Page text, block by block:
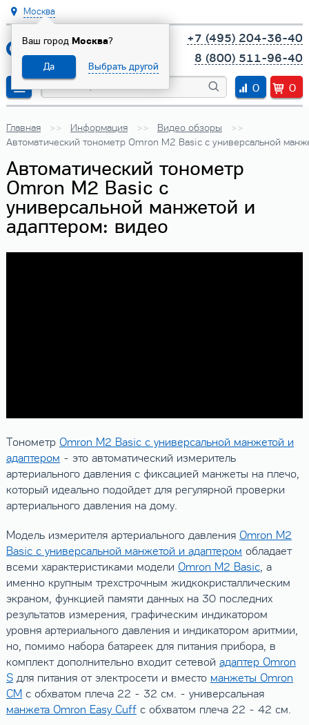
Москва
Ваш город Москва?
Да Выбрать другой
+7 (495) 204-36-40
8 (800) 511-96-40
0
0
Главная Информация
Видео обзоры
Автоматический тонометр Omron M2 Basic с универсальной
Автоматический тонометр
Omron M2 Basic с
универсальной манжетой и
адаптером: видео
Тонометр Omron M2 Basic с универсальной манжетой и
адаптером - это автоматический измеритель
артериального давления с фиксацией манжеты на плечо,
который идеально подойдет для регулярной проверки
артериального давления на дому.
Модель измерителя артериального давления Omron M2
Basic с универсальной манжетой и адаптером обладает
всеми характеристиками модели Omron M2 Basic, а
именно крупным трехстрочным жидкокристаллическим
экраном, функцией памяти данных на 30 последних
результатов измерения, графическим индикатором
уровня артериального давления и индикатором аритмии,
но, помимо набора батареек для питания прибора, в
комплект дополнительно входит сетевой адаптер Omron
Sдля питания от электросети и вместо манжеты Omron
CMс обхватом плеча 22 - 32 см. - универсальная
манжета Omron Easy Cuffс обхватом плеча 22 - 42 см.